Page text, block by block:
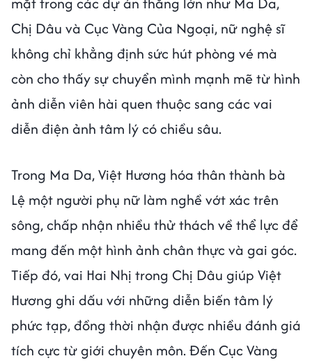
Chị Dâu và Cục Vàng Của Ngoại, nữ nghệ sĩ
không chỉ khẳng định sức hút phòng vé mà
còn cho thấy sự chuyển mình mạnh mẽ từ hình
ảnh diễn viên hài quen thuộc sang các vai
diễn điện ảnh tâm lý có chiều sâu.
Trong Ma Da, Việt Hương hóa thân thành bà
Lệ một người phụ nữ làm nghề vớt xác trên
sông, chấp nhận nhiều thử thách về thể lực để
mang đến một hình ảnh chân thực và gai góc.
Tiếp đó, vai Hai Nhị trong Chị Dâu giúp Việt
Hương ghi dấu với những diễn biến tâm lý
phức tạp, đồng thời nhận được nhiều đánh giá
tích cực từ giới chuyên môn. Đến Cục Vàng